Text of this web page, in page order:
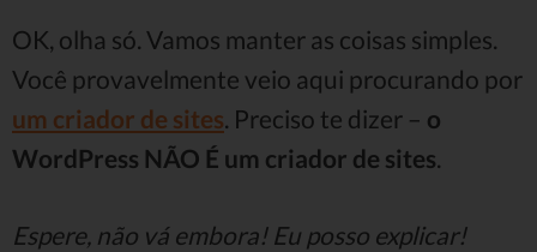
OK, olha só. Vamos manter as coisas simples.
Você provavelmente veio aqui procurando por
um criador de sites . Preciso te dizer – o
WordPress NÃO É um criador de sites
Espere, não vá embora! Eu posso explicar!